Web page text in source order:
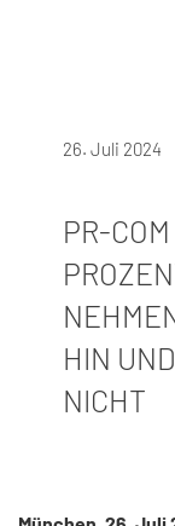
26. Juli 2024
PR-
HIN
NICHT